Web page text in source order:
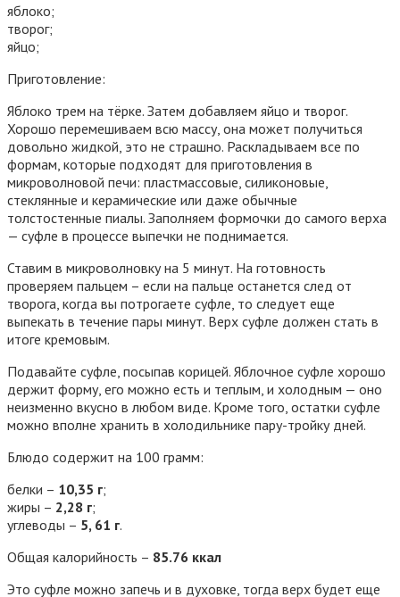
яблоко;
творог;
яйцо;
Приготовление:
Яблоко трем на тёрке. Затем добавляем яйцо и творог.
Хорошо перемешиваем всю массу, она может получиться
довольно жидкой, это не страшно. Раскладываем все по
формам, которые подходят для приготовления в
микроволновой печи: пластмассовые, силиконовые,
стеклянные и керамические или даже обычные
толстостенные пиалы. Заполняем формочки до самого верха
— суфле в процессе выпечки не поднимается.
Ставим в микроволновку на 5 минут. На готовность
проверяем пальцем – если на пальце останется след от
творога, когда вы потрогаете суфле, то следует еще
выпекать в течение пары минут. Верх суфле должен стать в
итоге кремовым.
Подавайте суфле, посыпав корицей. Яблочное суфле хорошо
держит форму, его можно есть и теплым, и холодным — оно
неизменно вкусно в любом виде. Кроме того, остатки суфле
можно вполне хранить в холодильнике пару-тройку дней.
Блюдо содержит на 100 грамм:
белки – 10,35 г;
жиры – 2,28 г;
углеводы – 5, 61 г.
Общая калорийность – 85.76 ккал
Это суфле можно запечь и в духовке, тогда верх будет еще